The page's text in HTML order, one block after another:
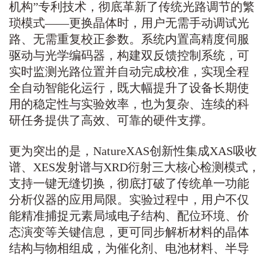
机构”专利技术，彻底革新了传统光路调节的繁
琐模式——更换晶体时，用户无需手动调试光
路、无需重复校正参数。系统内置高精度伺服
驱动与光学编码器，构建双反馈控制系统，可
实时监测光路位置并自动完成校准，实现全程
全自动智能化运行，既大幅提升了设备长期使
用的稳定性与实验效率，也为复杂、连续的科
研任务提供了高效、可靠的硬件支撑。
更为突出的是，NatureXAS创新性集成XAS吸收
谱、XES发射谱与XRD衍射三大核心检测模式，
支持一键无缝切换，彻底打破了传统单一功能
分析仪器的应用局限。实验过程中，用户不仅
能精准捕捉元素局域电子结构、配位环境、价
态演变等关键信息，更可同步解析材料的晶体
结构与物相组成，为催化剂、电池材料、半导